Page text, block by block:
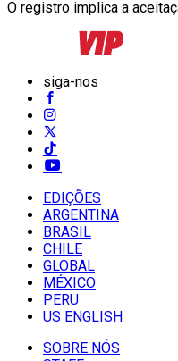
O registro implica a
siga-nos
EDIÇÕES
ARGENTINA
BRASIL
CHILE
GLOBAL
MÉXICO
PERU
US ENGLISH
SOBRE NÓS